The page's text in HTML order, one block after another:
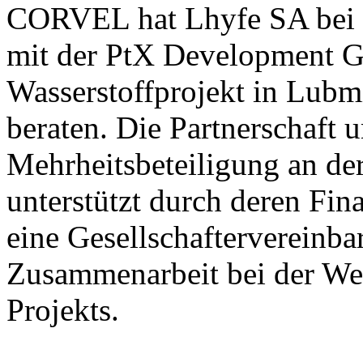
CORVEL hat Lhyfe SA bei
mit der PtX Development
Wasserstoffprojekt in
beraten. Die Partnerschaft
Mehrheitsbeteiligung an
unterstützt durch deren
eine
Zusammenarbeit bei der
Projekts.